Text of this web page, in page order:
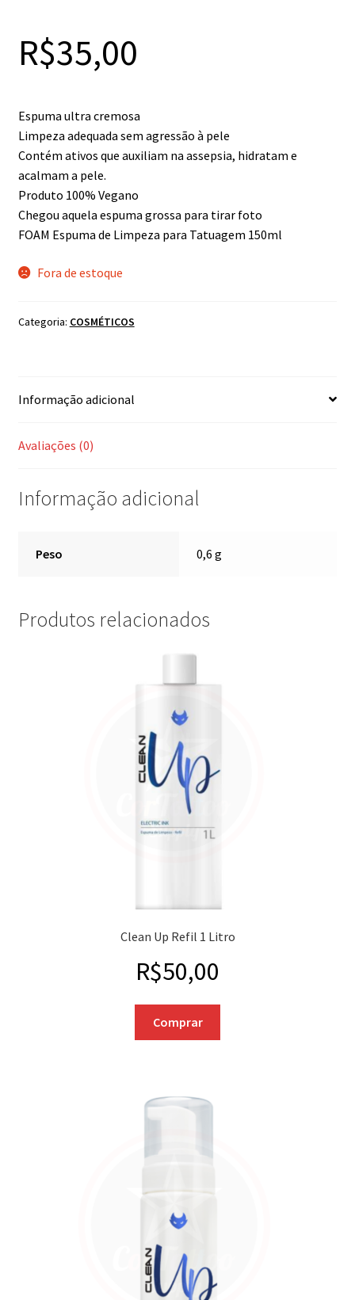
R$35,00
Espuma ultra cremosa
Limpeza adequada sem agressão à pele
Contém ativos que auxiliam na assepsia, hidratam e
acalmam a pele.
Produto 100% Vegano
Chegou aquela espuma grossa para tirar foto
FOAM Espuma de Limpeza para Tatuagem 150ml
Fora de estoque
Categoria: COSMÉTICOS
Informação adicional
Avaliações (0)
Informação adicional
Peso 0,6 g
Produtos relacionados
Clean Up Refil 1 Litro
R$50,00
Comprar